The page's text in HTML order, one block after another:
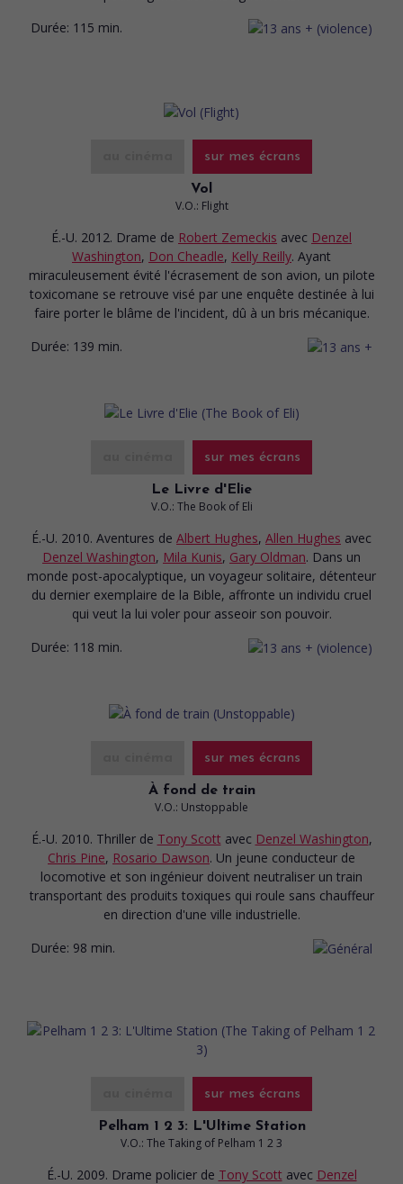
Durée: 115 min.
sur mes écrans
Vol
V.O.: Flight
É.-U. 2012. Drame de Robert Zemeckis avec Denzel
Washington, Don Cheadle, Kelly Reilly. Ayant
miraculeusement évité l'écrasement de son avion, un pilote
toxicomane se retrouve visé par une enquête destinée à lui
faire porter le blâme de l'incident, dû à un bris mécanique.
Durée: 139 min.
sur mes écrans
Le Livre d'Elie
V.O.: The Book of Eli
É.-U. 2010. Aventures de Albert Hughes, Allen Hughes avec
Denzel Washington, Mila Kunis, Gary Oldman. Dans un
monde post-apocalyptique, un voyageur solitaire, détenteur
du dernier exemplaire de la Bible, affronte un individu cruel
qui veut la lui voler pour asseoir son pouvoir.
Durée: 118 min.
sur mes écrans
À fond de train
V.O.: Unstoppable
É.-U. 2010. Thriller de Tony Scott avec Denzel Washington,
Chris Pine, Rosario Dawson. Un jeune conducteur de
locomotive et son ingénieur doivent neutraliser un train
transportant des produits toxiques qui roule sans chauffeur
en direction d'une ville industrielle.
Durée: 98 min.
sur mes écrans
Pelham 1 2 3: L'Ultime Station
V.O.: The Taking of Pelham 1 2 3
É.-U. 2009. Drame policier de Tony Scott avec Denzel